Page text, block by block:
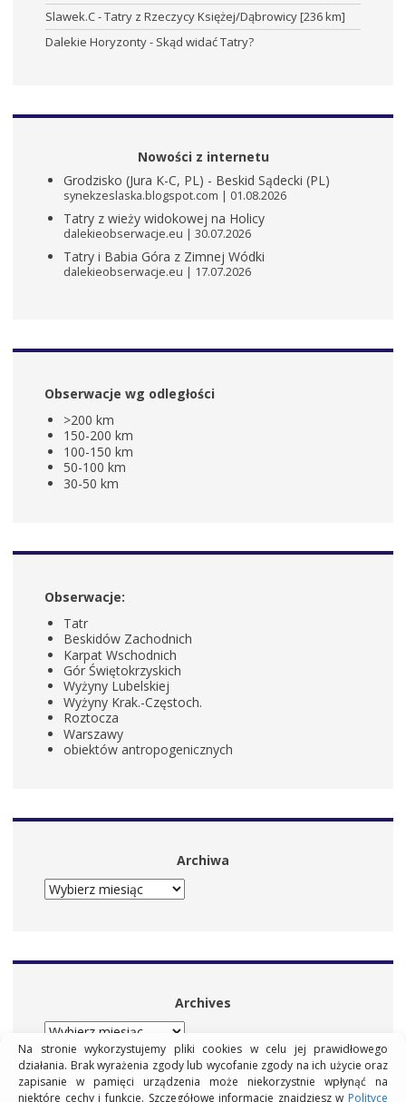
Na stronie wykorzystujemy pliki cookies w celu jej prawidłowego
działania. Brak wyrażenia zgody lub wycofanie zgody na ich użycie oraz
zapisanie w pamięci urządzenia może niekorzystnie wpłynąć na
niektóre cechy i funkcje. Szczegółowe informacje znajdziesz w Polityce
Slawek.C-Tatry z Rzeczycy Księżej/Dąbrowicy [236 km]
Dalekie Horyzonty- Skąd widać Tatry?
Nowości z internetu
Grodzisko (Jura K-C, PL) - Beskid Sądecki (PL)
synekzeslaska.blogspot.com 01.08.2026
Tatry z wieży widokowej na Holicy
dalekieobserwacje.eu 30.07.2026
Tatry i Babia Góra z Zimnej Wódki
dalekieobserwacje.eu 17.07.2026
Obserwacje wg odległości
>200 km
150-200 km
100-150 km
50-100 km
30-50 km
Obserwacje:
Tatr
Beskidów Zachodnich
Karpat Wschodnich
Gór Świętokrzyskich
Wyżyny Lubelskiej
Wyżyny Krak.-Częstoch.
Roztocza
Warszawy
obiektów antropogenicznych
Archiwa
ARCHIWA
Archives
ARCHIVES